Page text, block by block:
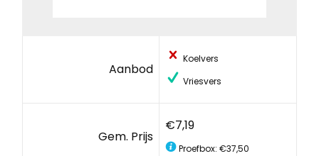
Aanbod
Koelvers
Vriesvers
Gem. Prijs
€7,19
Proefbox: €37,50